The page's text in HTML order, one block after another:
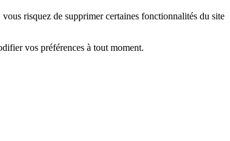
risquez de supprimer certaines fonctionnalités du site
vos préférences à tout moment.